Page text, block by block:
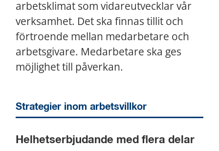
arbetsklimat som vidareutvecklar vår
verksamhet. Det ska finnas tillit och
förtroende mellan medarbetare och
arbetsgivare. Medarbetare ska ges
möjlighet till påverkan.
Strategier inom arbetsvillkor
Helhetserbjudande med flera delar